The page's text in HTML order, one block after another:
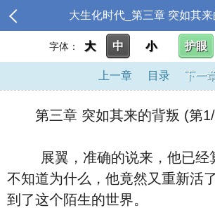
大生化时代_第三章 突如其来
字体： 大 中 小 护眼
上一章 目录 下一
第三章 突如其来的背叛 (第1/
展翼，准确的说来，他已经
不知道为什么，他竟然又重新活
到了这个陌生的世界。